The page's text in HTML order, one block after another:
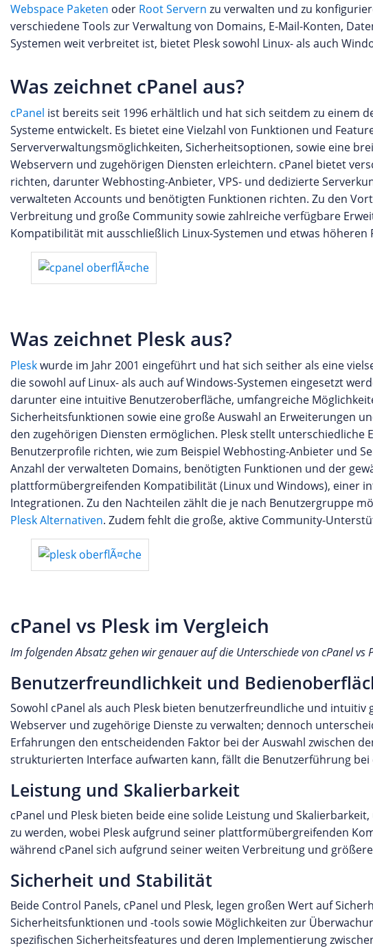
Webspace Paketen oder Root Servern zu verwalten und zu
verschiedene Tools zur Verwaltung von Domains, E-Mail-Konten,
Systemen weit verbreitet ist, bietet Plesk sowohl Linux- als auch
Was zeichnet cPanel aus?
cPanel ist bereits seit 1996 erhältlich und hat sich seitdem zu einem
Systeme entwickelt. Es bietet eine Vielzahl von Funktionen und
Serververwaltungsmöglichkeiten, Sicherheitsoptionen, sowie eine
Webservern und zugehörigen Diensten erleichtern. cPanel bietet
richten, darunter Webhosting-Anbieter, VPS- und dedizierte
verwalteten Accounts und benötigten Funktionen richten. Zu den
Verbreitung und große Community sowie zahlreiche verfügbare
Kompatibilität mit ausschließlich Linux-Systemen und etwas höheren
Was zeichnet Plesk aus?
Pleskwurde im Jahr 2001 eingeführt und hat sich seither als eine
die sowohl auf Linux- als auch auf Windows-Systemen eingesetzt
darunter eine intuitive Benutzeroberfläche, umfangreiche
Sicherheitsfunktionen sowie eine große Auswahl an Erweiterungen
den zugehörigen Diensten ermöglichen. Plesk stellt
Benutzerprofile richten, wie zum Beispiel Webhosting-Anbieter und
Anzahl der verwalteten Domains, benötigten Funktionen und der
plattformübergreifenden Kompatibilität (Linux und Windows), einer
Integrationen. Zu den Nachteilen zählt die je nach Benutzergruppe
Plesk Alternativen. Zudem fehlt die große, aktive Community-
cPanel vs Plesk im Vergleich
Im folgenden Absatz gehen wir genauer auf die Unterschiede von cPanel vs
Benutzerfreundlichkeit und
Sowohl cPanel als auch Plesk bieten benutzerfreundliche und
Webserver und zugehörige Dienste zu verwalten; dennoch
Erfahrungen den entscheidenden Faktor bei der Auswahl zwischen
strukturierten Interface aufwarten kann, fällt die Benutzerführung
Leistung und Skalierbarkeit
cPanel und Plesk bieten beide eine solide Leistung und
zu werden, wobei Plesk aufgrund seiner plattformübergreifenden
während cPanel sich aufgrund seiner weiten Verbreitung und
Sicherheit und Stabilität
Beide Control Panels, cPanel und Plesk, legen großen Wert auf
Sicherheitsfunktionen und -tools sowie Möglichkeiten zur
spezifischen Sicherheitsfeatures und deren Implementierung